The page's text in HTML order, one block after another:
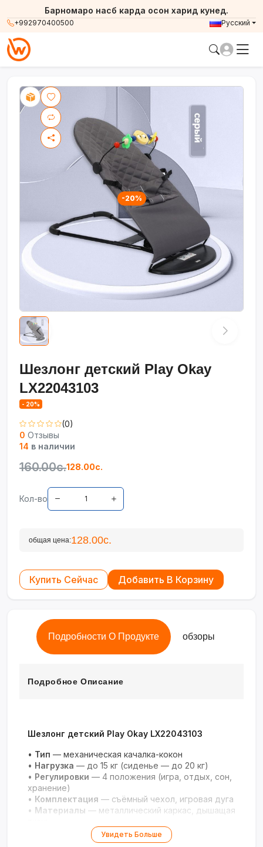
+992970400500
Барномаро насб карда осон харид кунед.
Русский
-20%
Шезлонг детский Play Okay
LX22043103
- 20%
(0)
0 Отзывы
14 в наличии
160.00с.128.00с.
Кол-во
общая цена:128.00с.
Купить Сейчас Добавить В Корзину
Подробности О Продукте обзоры
Подробное Описание
Шезлонг детский Play Okay LX22043103
• Тип — механическая качалка-кокон
• Нагрузка — до 15 кг (сиденье — до 20 кг)
• Регулировки — 4 положения (игра, отдых, сон,
хранение)
• Комплектация — съёмный чехол, игровая дуга
• Материалы — металлический каркас, дышащая
Увидеть Больше